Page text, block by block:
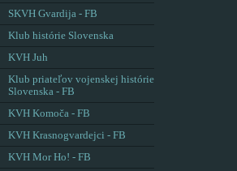
SKVH Gvardija - FB
Klub histórie Slovenska
KVH Juh
Klub priateľov vojenskej histórie
Slovenska - FB
KVH Komoča - FB
KVH Krasnogvardejci - FB
KVH Mor Ho! - FB